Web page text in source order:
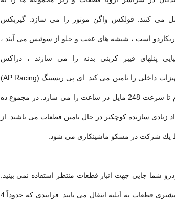
می كنند. فولكس واگن موتور را می سازد. گیربكس
است ، شیشه های عقب و جلو از سوئیس می آیند ،
پنلهای فیبر كربنی بدنه را می سازند ، دراكس
میلر(Draxelmaier ) آلمانی تجهیزات داخلی را تامین می كند. ای پی ریسینگ (AP Racing)
ترمزها و میشلن تایرهای مقاوم تا سرعت 248 مایل در ساعت را می سازد. در مجموع ده
زیادی سازنده كوچكتر در حال تامین قطعات می باشند. از
یك شركت در مسكو ماشینكاری می شود.
شما جایی جهت انبار قطعات منتظر استفاده نمی بینید.
به جای آن بر اساس سفارش مشتری قطعات به آتلیه انتقال می یابند. فرایندی كه حدوداً 4